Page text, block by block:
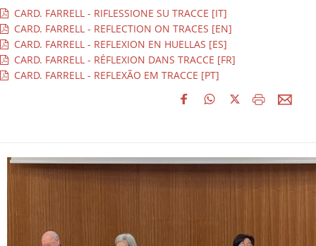
CARD. FARRELL - RIFLESSIONE SU TRACCE [IT]
CARD. FARRELL - REFLECTION ON TRACES [EN]
CARD. FARRELL - REFLEXION EN HUELLAS [ES]
CARD. FARRELL - RÉFLEXION DANS TRACCE [FR]
CARD. FARRELL - REFLEXÃO EM TRACCE [PT]